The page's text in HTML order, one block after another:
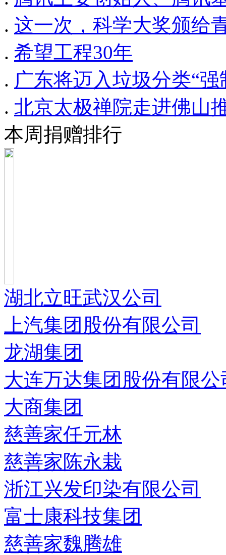
. 这一次，科学大奖颁给
. 希望工程30年
. 广东将迈入垃圾分类“强
. 北京太极禅院走进佛山
本周捐赠排行
湖北立旺武汉公司
上汽集团股份有限公司
龙湖集团
大连万达集团股份有限公
大商集团
慈善家任元林
慈善家陈永栽
浙江兴发印染有限公司
富士康科技集团
慈善家魏腾雄